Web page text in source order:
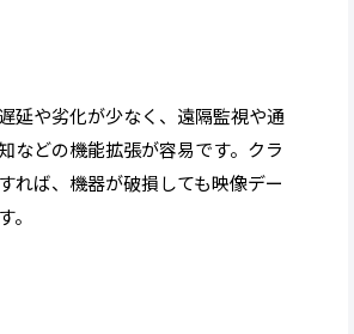
延や劣化が少なく、遠隔監視や通
などの機能拡張が容易です。クラ
れば、機器が破損しても映像デー
。